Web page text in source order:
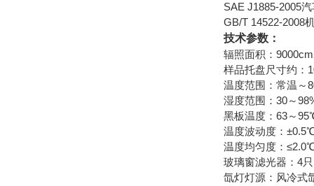
SAE J1885-2005
GB/T 14522-2008
技术参数：
辐照面积：
样品托盘尺寸约：
温度范围：常温～
湿度范围：30～
黑板温度：63～
温度波动度：
温度均匀度：
玻璃窗滤光器：4只
氙灯灯源：风冷式